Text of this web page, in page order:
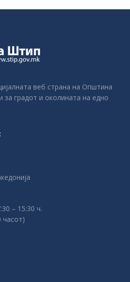
веб страна на Општина
градот и околината на едно
– 15:30 ч.
часот)